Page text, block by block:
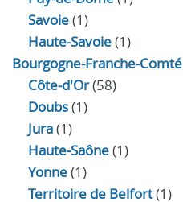
Savoie(1)
Haute-Savoie(1)
Bourgogne-Franche-Comté
Côte-d'Or(58)
Doubs(1)
Jura(1)
Haute‑Saône(1)
Yonne(1)
Territoire de Belfort(1)